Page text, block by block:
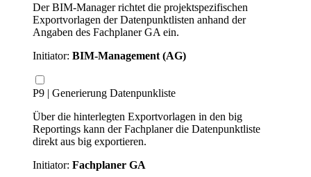
Der BIM-Manager richtet die projektspezifischen
Exportvorlagen der Datenpunktlisten anhand der
Angaben des Fachplaner GA ein.
Initiator: BIM-Management (AG)
P9 | Generierung Datenpunkliste
Über die hinterlegten Exportvorlagen in den big
Reportings kann der Fachplaner die Datenpunktliste
direkt aus big exportieren.
Initiator: Fachplaner GA